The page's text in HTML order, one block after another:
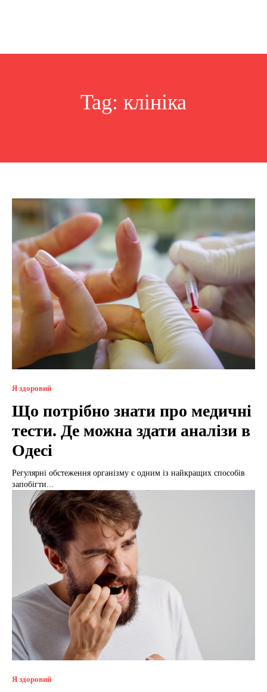
Tag: клініка
Я здоровий
Що потрібно знати про медичні
тести. Де можна здати аналізи в
Одесі
Регулярні обстеження організму є одним із найкращих способів
запобігти...
Я здоровий